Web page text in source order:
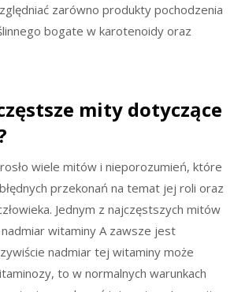
zarówno produkty pochodzenia
bogate w karotenoidy oraz
mity dotyczące
wiele mitów i nieporozumień, które
przekonań na temat jej roli oraz
Jednym z najczęstszych mitów
witaminy A zawsze jest
nadmiar tej witaminy może
to w normalnych warunkach